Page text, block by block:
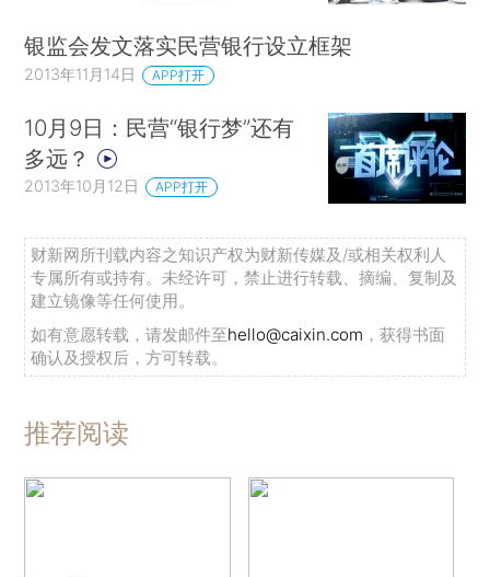
银监会发文落实民营银行设立框架
2013年11月14日 APP打开
10月9日：民营“银行梦”还有
多远？
2013年10月12日 APP打开
财新网所刊载内容之知识产权为财新传媒及/或相关权利人
专属所有或持有。未经许可，禁止进行转载、摘编、复制及
建立镜像等任何使用。
如有意愿转载，请发邮件至hello@caixin.com ，获得书面
确认及授权后，方可转载。
推荐阅读